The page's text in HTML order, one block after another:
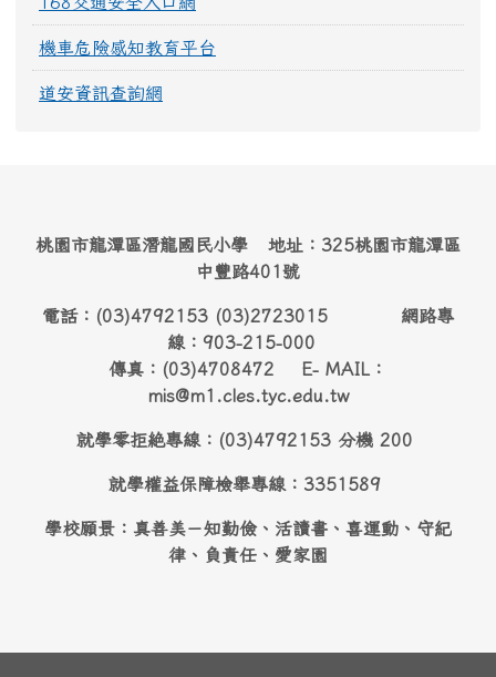
機車危險感知教育平台
道安資訊查詢網
桃園市龍潭區潛龍國民小學 地址：325桃園市龍潭區
中豐路401號
電話：(03)4792153 (03)2723015 網路專
線：903-215-000
傳真：(03)4708472 E- MAIL：
mis@m1.cles.tyc.edu.tw
就學零拒絶專線：(03)4792153 分機 200
就學權益保障檢舉專線：3351589
學校願景：真善美－知勤儉、活讀書、喜運動、守紀
律、負責任、愛家園